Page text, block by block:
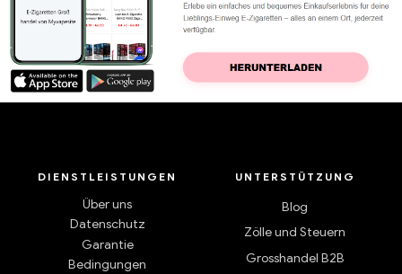
DIENSTLEISTUNGEN
Über uns
Datenschutz
Garantie
Bedingungen
UNTERSTÜTZUNG
Blog
Zölle und Steuern
Grosshandel B2B